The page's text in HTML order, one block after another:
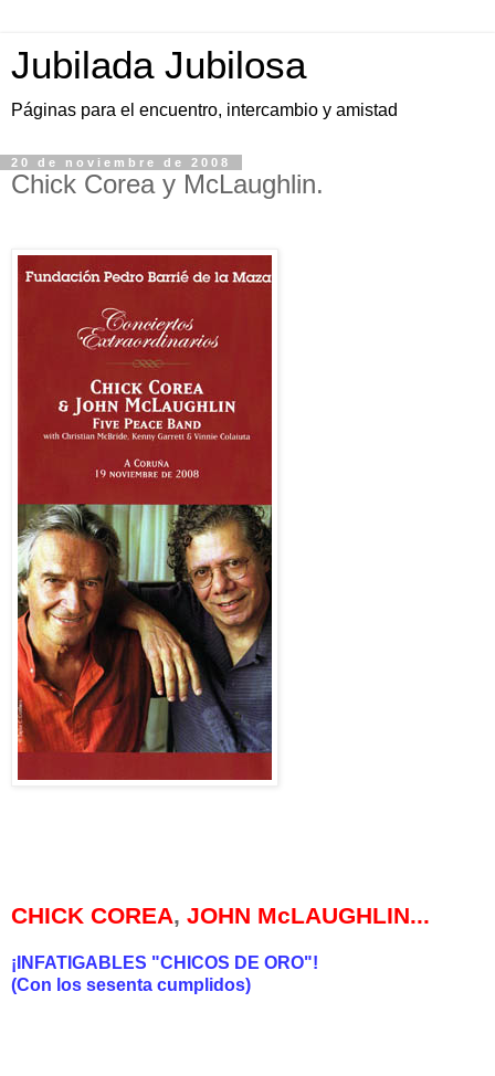
Jubilada Jubilosa
Páginas para el encuentro, intercambio y amistad
20 de noviembre de 2008
Chick Corea y McLaughlin.
CHICK COREA, JOHN McLAUGHLIN...
¡INFATIGABLES "CHICOS DE ORO"!
(Con los sesenta cumplidos)